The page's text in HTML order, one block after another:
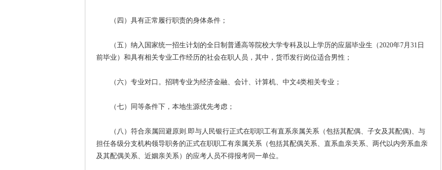
（四）具有正常履行职责的身体条件；
（五）纳入国家统一招生计划的全日制普通高等院校大学专科及以上学历的应届毕业生（2020年7月31日
前毕业）和具有相关专业工作经历的社会在职人员，其中，货币发行岗位适合男性；
（六）专业对口。招聘专业为经济金融、会计、计算机、中文4类相关专业；
（七）同等条件下，本地生源优先考虑；
（八）符合亲属回避原则.即与人民银行正式在职职工有直系亲属关系（包括其配偶、子女及其配偶)、与
担任各级分支机构领导职务的正式在职职工有亲属关系（包括其配偶关系、直系血亲关系、两代以内旁系血亲
及其配偶关系、近姻亲关系）的应考人员不得报考同一单位。